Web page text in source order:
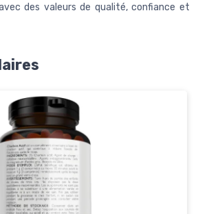
des valeurs de qualité, confiance et